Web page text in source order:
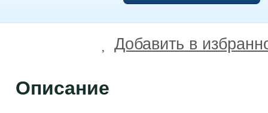
Добавить в
Описание